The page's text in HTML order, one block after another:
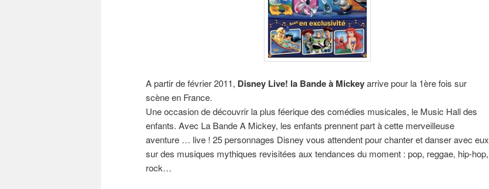
A partir de février 2011, Disney Live! la Bande à Mickeyarrive pour la 1ère fois sur
scène en France.
Une occasion de découvrir la plus féerique des comédies musicales, le Music Hall des
enfants. Avec La Bande A Mickey, les enfants prennent part à cette merveilleuse
aventure … live ! 25 personnages Disney vous attendent pour chanter et danser avec eux
sur des musiques mythiques revisitées aux tendances du moment : pop, reggae, hip-hop,
rock…